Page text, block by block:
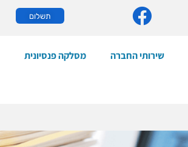
תשלום
שירותי החברה מסלקה פנסיונית